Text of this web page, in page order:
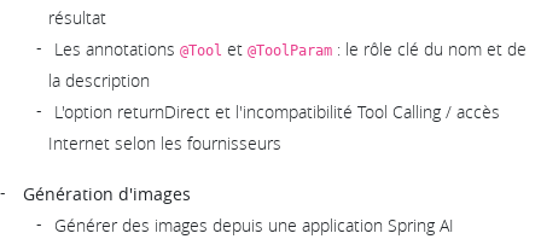
résultat
Les annotations @Tool et @ToolParam : le rôle clé du nom et de
la description
L'option returnDirect et l'incompatibilité Tool Calling / accès
Internet selon les fournisseurs
Génération d'images
Générer des images depuis une application Spring AI